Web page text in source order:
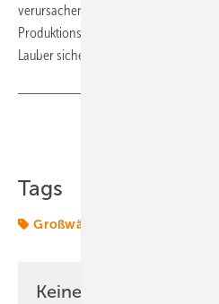
verursachen. Dieses Projekt könnte
Produktionsstätten in den USA und
Lauber sicher. (su)
Tags
Großwärmepumpe
Keine Zeit? Kein